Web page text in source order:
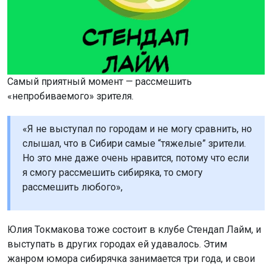
Самый приятный момент — рассмешить
«непробиваемого» зрителя.
«Я не выступал по городам и не могу сравнить, но
слышал, что в Сибири самые “тяжелые” зрители.
Но это мне даже очень нравится, потому что если
я смогу рассмешить сибиряка, то смогу
рассмешить любого»,
Юлия Токмакова тоже состоит в клубе Стендап Лайм, и
выступать в других городах ей удавалось. Этим
жанром юмора сибирячка занимается три года, и свои